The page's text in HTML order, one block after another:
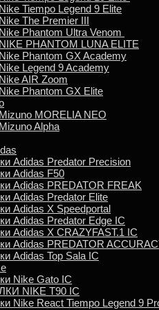
Tiempo Legend 9 Elite
The Premier III
Phantom Ultra Venom
PHANTOM LUNA ELITE
Phantom GX Academy
Legend 9 Academy
AIR Zoom
Phantom GX Elite
MORELIA NEO
Alpha
Adidas Predator Precision
Adidas F50
Adidas PREDATOR FREAK
Adidas Predator Elite
Аdidas X Speedportal
Adidas Predator Edge IC
Adidas X CRAZYFAST.1 IC
Adidas PREDATOR
Аdidas Top Sala IC
Nike Gato IC
NIKE T90 IC
Nike React Tiempo Legend 9